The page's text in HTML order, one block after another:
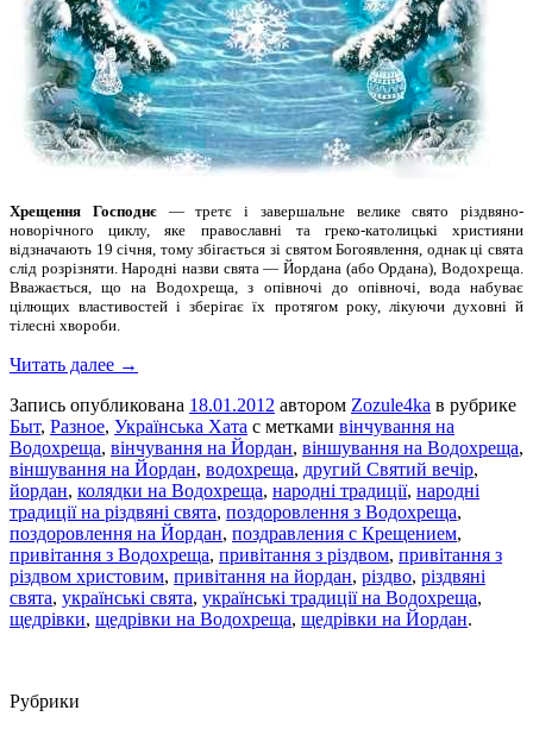
Хрещення Господнє— третє і завершальне велике свято різдвяно-
новорічного циклу, яке православні та греко-католицькі християни
відзначають 19 січня, тому збігається зі святом Богоявлення, однак ці свята
слід розрізняти. Народні назви свята — Йордана (або Ордана), Водохреща.
Вважається, що на Водохреща, з опівночі до опівночі, вода набуває
цілющих властивостей і зберігає їх протягом року, лікуючи духовні й
тілесні хвороби.
Читать далее →
Запись опубликована 18.01.2012 автором Zozule4ka в рубрике
Быт, Разное, Українська Хата с метками вінчування на
Водохреща, вінчування на Йордан, віншування на Водохреща,
віншування на Йордан, водохреща, другий Святий вечір,
йордан, колядки на Водохреща, народні традиції, народні
традиції на різдвяні свята, поздоровлення з Водохреща,
поздоровлення на Йордан, поздравления с Крещением,
привітання з Водохреща, привітання з різдвом, привітання з
різдвом христовим, привітання на йордан, різдво, різдвяні
свята, українські свята, українські традиції на Водохреща,
щедрівки, щедрівки на Водохреща, щедрівки на Йордан.
Рубрики